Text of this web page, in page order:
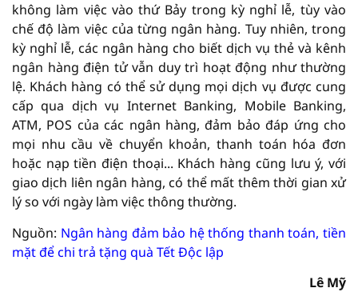
không làm việc vào thứ Bảy trong kỳ nghỉ lễ, tùy vào
chế độ làm việc của từng ngân hàng. Tuy nhiên, trong
kỳ nghỉ lễ, các ngân hàng cho biết dịch vụ thẻ và kênh
ngân hàng điện tử vẫn duy trì hoạt động như thường
lệ. Khách hàng có thể sử dụng mọi dịch vụ được cung
cấp qua dịch vụ Internet Banking, Mobile Banking,
ATM, POS của các ngân hàng, đảm bảo đáp ứng cho
mọi nhu cầu về chuyển khoản, thanh toán hóa đơn
hoặc nạp tiền điện thoại... Khách hàng cũng lưu ý, với
giao dịch liên ngân hàng, có thể mất thêm thời gian xử
lý so với ngày làm việc thông thường.
Nguồn: Ngân hàng đảm bảo hệ thống thanh toán, tiền
mặt để chi trả tặng quà Tết Độc lập
Lê Mỹ